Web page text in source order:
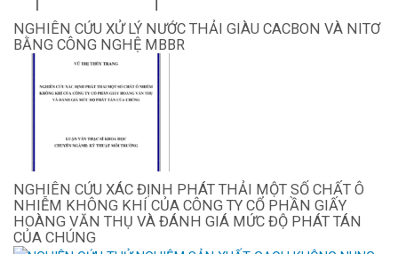
NGHIÊN CỨU XỬ LÝ NƯỚC THẢI GIÀU CACBON VÀ NITƠ
BẰNG CÔNG NGHỆ MBBR
NGHIÊN CỨU XÁC ĐỊNH PHÁT THẢI MỘT SỐ CHẤT Ô
NHIỄM KHÔNG KHÍ CỦA CÔNG TY CỔ PHẦN GIẤY
HOÀNG VĂN THỤ VÀ ĐÁNH GIÁ MỨC ĐỘ PHÁT TÁN
CỦA CHÚNG